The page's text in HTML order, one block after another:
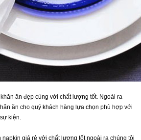
ăn đẹp cùng với chất lượng tốt. Ngoài ra
ăn cho quý khách hàng lựa chọn phù hợp với
kiện.
giá rẻ với chất lượng tốt ngoài ra chúng tôi